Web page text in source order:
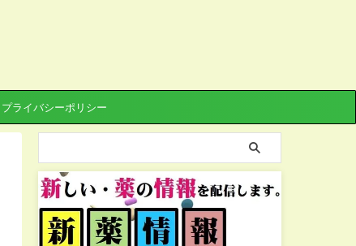
プライバシーポリシー